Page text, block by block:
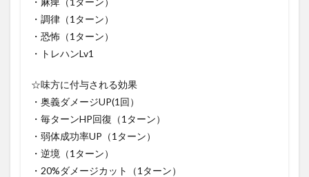
・調律（1ターン）
・恐怖（1ターン）
・トレハンLv1
☆味方に付与される効果
・奥義ダメージUP(1回）
・毎ターンHP回復（1ターン）
・弱体成功率UP（1ターン）
・逆境（1ターン）
・20%ダメージカット（1ターン）